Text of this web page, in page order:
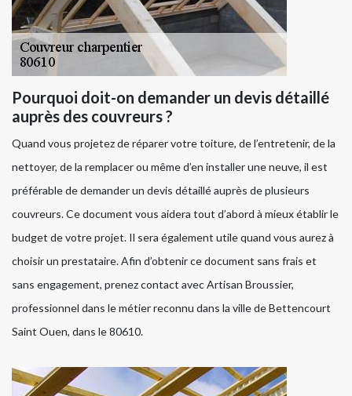
Pourquoi doit-on demander un devis détaillé
auprès des couvreurs ?
Quand vous projetez de réparer votre toiture, de l’entretenir, de la
nettoyer, de la remplacer ou même d’en installer une neuve, il est
préférable de demander un devis détaillé auprès de plusieurs
couvreurs. Ce document vous aidera tout d’abord à mieux établir le
budget de votre projet. Il sera également utile quand vous aurez à
choisir un prestataire. Afin d’obtenir ce document sans frais et
sans engagement, prenez contact avec Artisan Broussier,
professionnel dans le métier reconnu dans la ville de Bettencourt
Saint Ouen, dans le 80610.